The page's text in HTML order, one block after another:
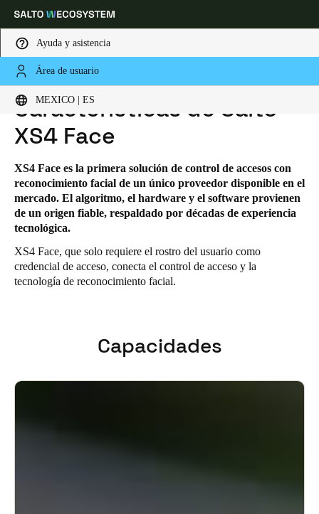
Ayuda y asistencia
Área de usuario
MEXICO | ES
Elija su ubicación y configuración de idioma
Global Europe
Mexico|Español
Mexico
Español
Colombia
HOME SOLUCIONES
CARACTERÍSTICAS DE SALTO XS4 FACE
Características de Salto
XS4 Face
XS4 Face es la primera solución de control de accesos con
reconocimiento facial de un único proveedor disponible en el
mercado. El algoritmo, el hardware y el software provienen
de un origen fiable, respaldado por décadas de experiencia
tecnológica.
XS4 Face, que solo requiere el rostro del usuario como
credencial de acceso, conecta el control de acceso y la
tecnología de reconocimiento facial.
Capacidades